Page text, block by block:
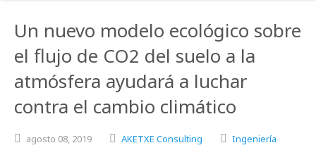
Un nuevo modelo ecológico sobre
el flujo de CO2 del suelo a la
atmósfera ayudará a luchar
contra el cambio climático
agosto 08, 2019 AKETXE Consulting Ingeniería